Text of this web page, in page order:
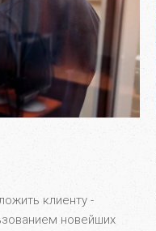
клиенту -
новейших